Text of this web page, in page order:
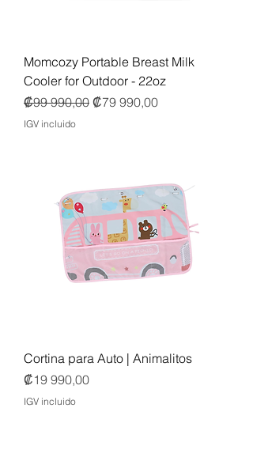
Momcozy Portable Breast Milk
Cooler for Outdoor - 22oz
Precio
₡99 990,00 Precio de oferta
₡79 990,00
IGV incluido
Cortina para Auto | Animalitos
Precio
₡19 990,00
IGV incluido